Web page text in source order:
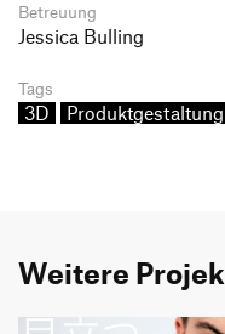
Betreuung
Jessica Bulling
Tags
3D Produktgestaltung
Weitere